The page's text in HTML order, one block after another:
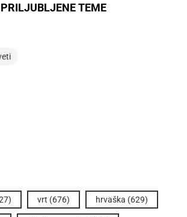
TEME
vrt (676) hrvaška (629)